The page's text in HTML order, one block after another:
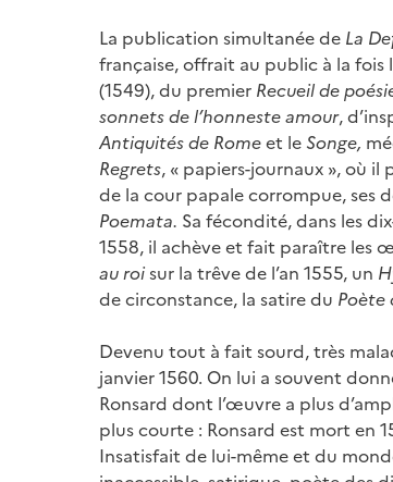
La publication simultanée de La
française, offrait au public à la
(1549), du premier Recueil de
sonnets de l’honneste amour,
Antiquités de Romeet le Songe,
Regrets, « papiers-journaux », où il
de la cour papale corrompue, ses
Poemata. Sa fécondité, dans les
1558, il achève et fait paraître les
au roisur la trêve de l’an 1555, un
de circonstance, la satire du Poète
Devenu tout à fait sourd, très
janvier 1560. On lui a souvent
Ronsard dont l’œuvre a plus
plus courte : Ronsard est mort en
Insatisfait de lui-même et du